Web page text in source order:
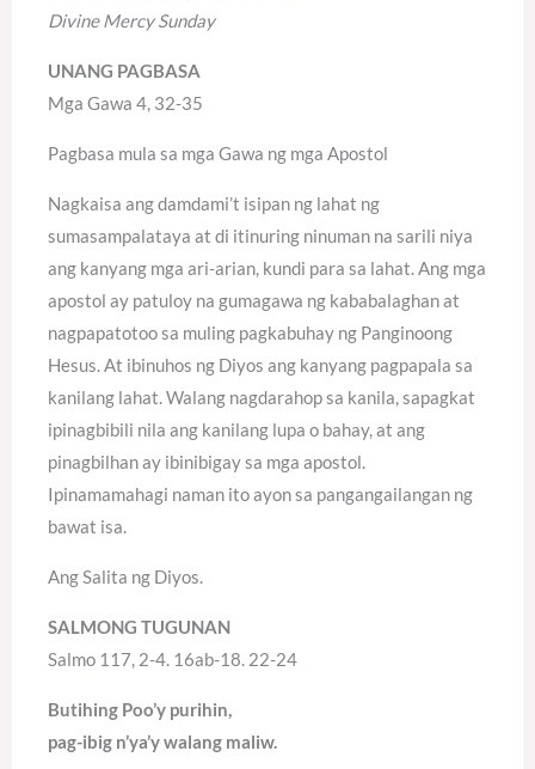
Divine Mercy Sunday
UNANG PAGBASA
Mga Gawa 4, 32-35
Pagbasa mula sa mga Gawa ng mga Apostol
Nagkaisa ang damdami’t isipan ng lahat ng
sumasampalataya at di itinuring ninuman na sarili niya
ang kanyang mga ari-arian, kundi para sa lahat. Ang mga
apostol ay patuloy na gumagawa ng kababalaghan at
nagpapatotoo sa muling pagkabuhay ng Panginoong
Hesus. At ibinuhos ng Diyos ang kanyang pagpapala sa
kanilang lahat. Walang nagdarahop sa kanila, sapagkat
ipinagbibili nila ang kanilang lupa o bahay, at ang
pinagbilhan ay ibinibigay sa mga apostol.
Ipinamamahagi naman ito ayon sa pangangailangan ng
bawat isa.
Ang Salita ng Diyos.
SALMONG TUGUNAN
Salmo 117, 2-4. 16ab-18. 22-24
Butihing Poo’y purihin,
pag-ibig n’ya’y walang maliw.